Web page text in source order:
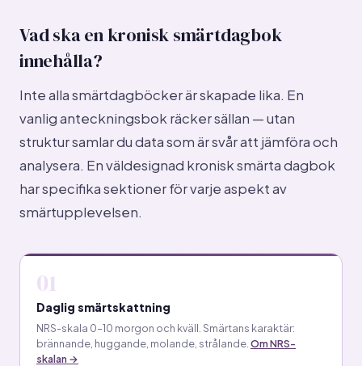
Vad ska en kronisk smärtdagbok
innehålla?
Inte alla smärtdagböcker är skapade lika. En
vanlig anteckningsbok räcker sällan — utan
struktur samlar du data som är svår att jämföra och
analysera. En väldesignad kronisk smärta dagbok
har specifika sektioner för varje aspekt av
smärtupplevelsen.
01
Daglig smärtskattning
NRS-skala 0–10 morgon och kväll. Smärtans karaktär:
brännande, huggande, molande, strålande. Om NRS-
skalan →